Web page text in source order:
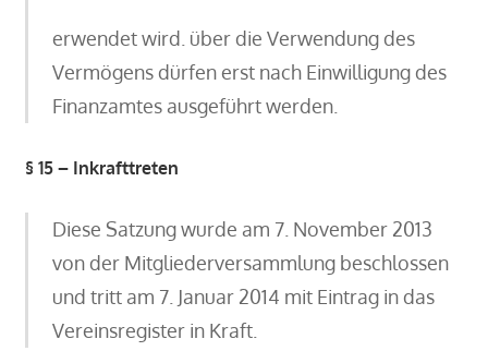
erwendet wird. über die Verwendung des
Vermögens dürfen erst nach Einwilligung des
Finanzamtes ausgeführt werden.
§ 15 – Inkrafttreten
Diese Satzung wurde am 7. November 2013
von der Mitgliederversammlung beschlossen
und tritt am 7. Januar 2014 mit Eintrag in das
Vereinsregister in Kraft.